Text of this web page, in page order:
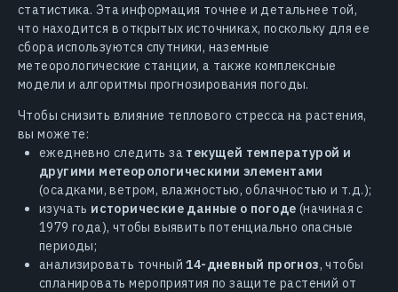
статистика. Эта информация точнее и детальнее той,
что находится в открытых источниках, поскольку для ее
сбора используются спутники, наземные
метеорологические станции, а также комплексные
модели и алгоритмы прогнозирования погоды.
Чтобы снизить влияние теплового стресса на растения,
вы можете:
ежедневно следить за текущей температурой и
другими метеорологическими элементами
(осадками, ветром, влажностью, облачностью и т.д.);
изучать исторические данные о погоде (начиная с
1979 года), чтобы выявить потенциально опасные
периоды;
анализировать точный14-дневный прогноз, чтобы
спланировать мероприятия по защите растений от